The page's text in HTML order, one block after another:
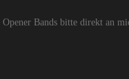
Opener Bands bitte direkt an